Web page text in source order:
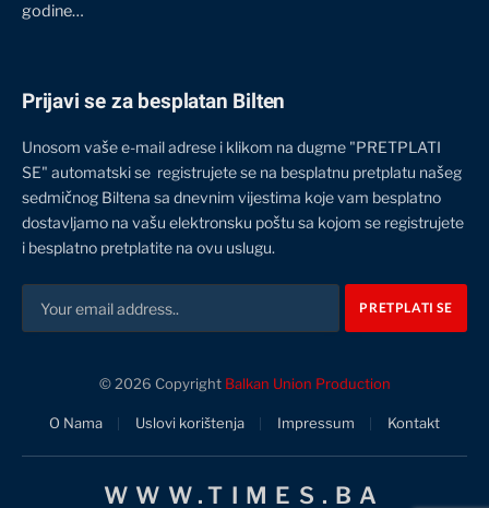
godine…
Prijavi se za besplatan Bilten
Unosom vaše e-mail adrese i klikom na dugme "PRETPLATI
SE" automatski se registrujete se na besplatnu pretplatu našeg
sedmičnog Biltena sa dnevnim vijestima koje vam besplatno
dostavljamo na vašu elektronsku poštu sa kojom se registrujete
i besplatno pretplatite na ovu uslugu.
© 2026 Copyright Balkan Union Production
O Nama Uslovi korištenja Impressum Kontakt
WWW.TIMES.BA